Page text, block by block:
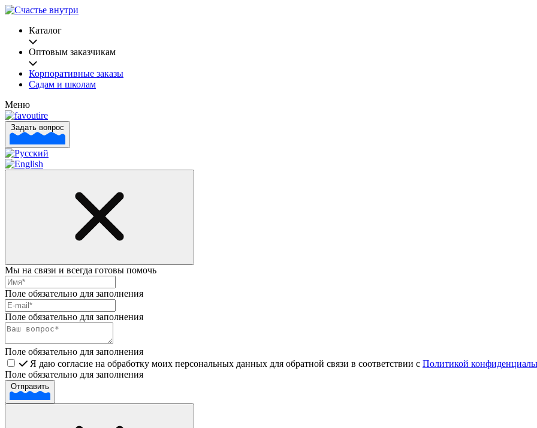
Каталог
Оптовым заказчикам
Корпоративные заказы
Садам и школам
Меню
Задать вопрос
Мы на связи и всегда готовы помочь
Поле обязательно для заполнения
Поле обязательно для заполнения
Поле обязательно для заполнения
Я даю согласие на обработку моих персональных данных для обратной связи в соответствии с Политикой
Поле обязательно для заполнения
Отправить